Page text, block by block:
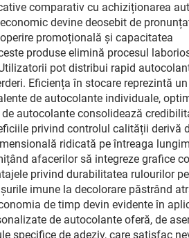
kraft
comparativ cu achiziționarea
devine deosebit de
promoțională și capacitatea
produse elimină procesul
pot distribui rapid
Eficiența în stocare reprezintă
de autocolante individuale,
autocolante consolidează
privind controlul calității derivă
ridicată pe întreaga
afacerilor să integreze grafice
privind durabilitatea rulourilor
imune la decolorare păstrând
de timp devin evidente în
de autocolante oferă, de
specifice de adeziv, care satisfac